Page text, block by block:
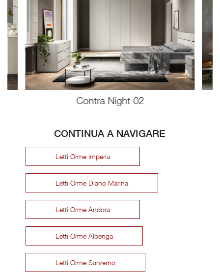
Contra Night 02
CONTINUA A NAVIGARE
Letti Orme Imperia
Letti Orme Diano Marina
Letti Orme Andora
Letti Orme Albenga
Letti Orme Sanremo